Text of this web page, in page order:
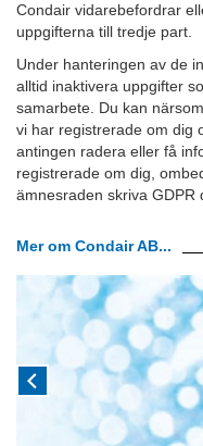
Condair vidarebefordrar
uppgifterna till tredje part.
Under hanteringen av de
alltid inaktivera uppgifter
samarbete. Du kan
vi har registrerade om dig
antingen radera eller få
registrerade om dig,
ämnesraden skriva GDPR
Mer om Condair AB...